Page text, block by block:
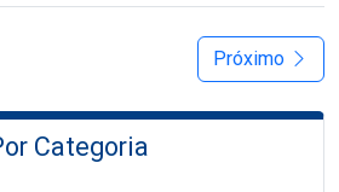
Próximo
Categoria